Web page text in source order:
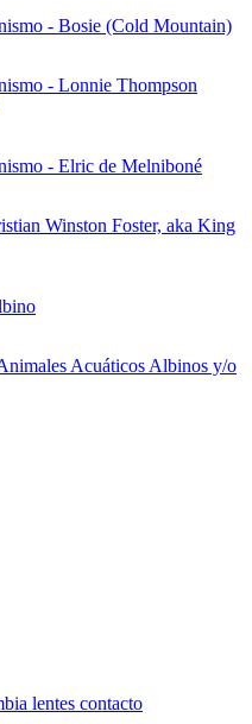
- Bosie (Cold Mountain)
- Lonnie Thompson
- Elric de Melniboné
Winston Foster, aka King
Acuáticos Albinos y/o
lentes contacto